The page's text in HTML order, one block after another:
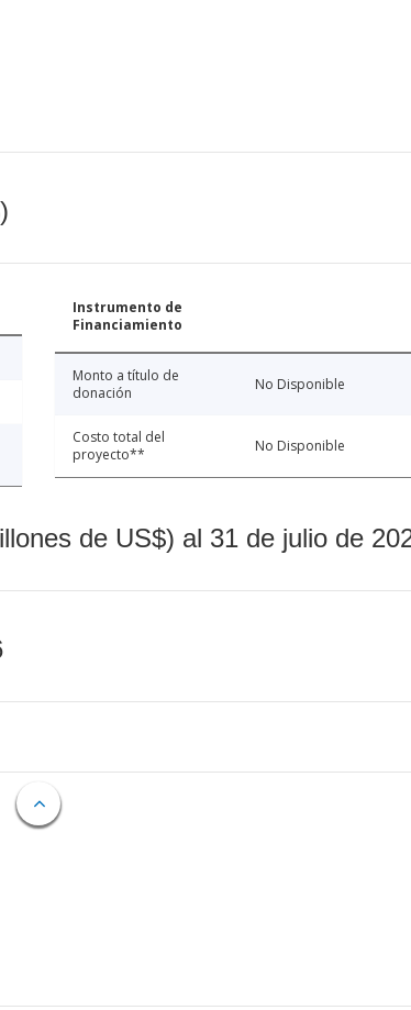
Instrumento de
Financiamiento
Monto a título de
donación
No Disponible
Costo total del
proyecto**
No Disponible
de US$) al 31 de julio de